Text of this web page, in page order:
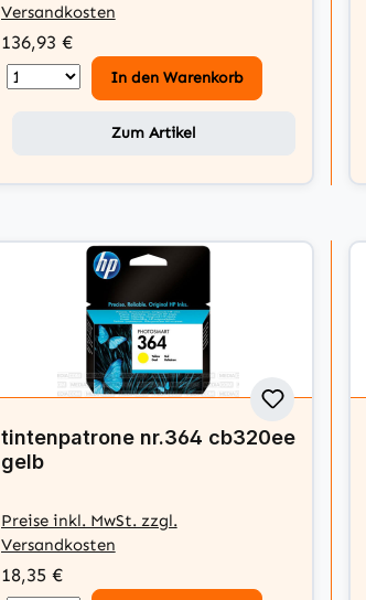
Versandkosten
136,93 €
In den Warenkorb
Zum Artikel
tintenpatrone nr.364 cb320ee
gelb
Preise inkl. MwSt. zzgl.
Versandkosten
18,35 €